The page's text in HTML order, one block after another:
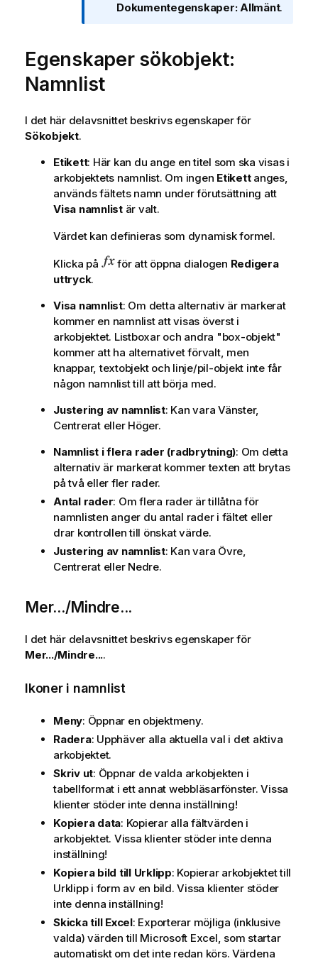
e
n
i
o
n
f
o
r
a
t
n
Dokumentegenskaper: Allmänt.
Egenskaper sökobjekt:
Namnlist
I det här delavsnittet beskrivs egenskaper för
Sökobjekt.
Etikett: Här kan du ange en titel som ska visas i
arkobjektets namnlist. Om ingen Etikettanges,
används fältets namn under förutsättning att
Visa namnlistär valt.
Värdet kan definieras som dynamisk formel.
Klicka på för att öppna dialogen Redigera
uttryck.
Visa namnlist: Om detta alternativ är markerat
kommer en namnlist att visas överst i
arkobjektet. Listboxar och andra "box-objekt"
kommer att ha alternativet förvalt, men
knappar, textobjekt och linje/pil-objekt inte får
någon namnlist till att börja med.
Justering av namnlist: Kan vara Vänster,
Centrerat eller Höger.
Namnlist i flera rader (radbrytning): Om detta
alternativ är markerat kommer texten att brytas
på två eller fler rader.
Antal rader: Om flera rader är tillåtna för
namnlisten anger du antal rader i fältet eller
drar kontrollen till önskat värde.
Justering av namnlist: Kan vara Övre,
Centrerat eller Nedre.
Mer.../Mindre...
I det här delavsnittet beskrivs egenskaper för
Mer.../Mindre....
Ikoner i namnlist
Meny: Öppnar en objektmeny.
Radera: Upphäver alla aktuella val i det aktiva
arkobjektet.
Skriv ut: Öppnar de valda arkobjekten i
tabellformat i ett annat webbläsarfönster. Vissa
klienter stöder inte denna inställning!
Kopiera data: Kopierar alla fältvärden i
arkobjektet. Vissa klienter stöder inte denna
inställning!
Kopiera bild till Urklipp: Kopierar arkobjektet till
Urklipp i form av en bild. Vissa klienter stöder
inte denna inställning!
Skicka till Excel: Exporterar möjliga (inklusive
valda) värden till Microsoft Excel, som startar
automatiskt om det inte redan körs. Värdena